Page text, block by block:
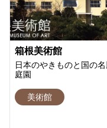
箱根美術館
日本のやきものと国の
庭園
美術館